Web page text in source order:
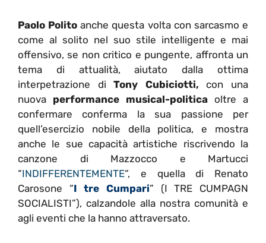
Paolo Polito anche questa volta con sarcasmo e
come al solito nel suo stile intelligente e mai
offensivo, se non critico e pungente, affronta un
tema di attualità, aiutato dalla ottima
interpetrazione diTony Cubiciotti, con una
nuova performance musical-politica oltre a
confermare conferma la sua passione per
quell’esercizio nobile della politica, e mostra
anche le sue capacità artistiche riscrivendo la
canzone di Mazzocco e Martucci
“INDIFFERENTEMENTE“, e quella di Renato
Carosone “I tre Cumpari” (I TRE CUMPAGN
SOCIALISTI”), calzandole alla nostra comunità e
agli eventi che la hanno attraversato.